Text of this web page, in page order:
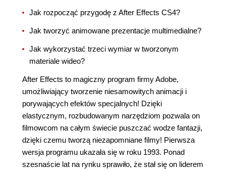
Jak rozpocząć przygodę z After Effects CS4?
Jak tworzyć animowane prezentacje multimedialne?
Jak wykorzystać trzeci wymiar w tworzonym
materiale wideo?
After Effects to magiczny program firmy Adobe,
umożliwiający tworzenie niesamowitych animacji i
porywających efektów specjalnych! Dzięki
elastycznym, rozbudowanym narzędziom pozwala on
filmowcom na całym świecie puszczać wodze fantazji,
dzięki czemu tworzą niezapomniane filmy! Pierwsza
wersja programu ukazała się w roku 1993. Ponad
szesnaście lat na rynku sprawiło, że stał się on liderem